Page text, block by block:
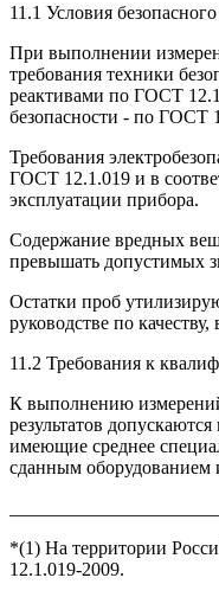
11.1 Условия
При выполнении
требования техники
реактивами по ГОСТ
безопасности - по ГОСТ
Требования
ГОСТ 12.1.019 и в
эксплуатации прибора.
Содержание вредных
превышать допустимых
Остатки проб
руководстве по качеству,
11.2 Требования к
К выполнению
результатов
имеющие среднее
сданным
*(1) На территории
12.1.019-2009.